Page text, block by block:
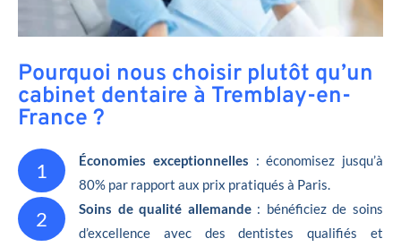
Pourquoi nous choisir plutôt qu’un
cabinet dentaire à Tremblay-en-
France ?
1 Économies exceptionnelles : économisez jusqu’à
80% par rapport aux prix pratiqués à Paris.
2 Soins de qualité allemande: bénéficiez de soins
d’excellence avec des dentistes qualifiés et